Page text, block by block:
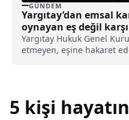
GÜNDEM
Yargıtay’dan emsal
oynayan eş değil
kusurlu sayıldı
Yargıtay Hukuk Genel
etmeyen, eşine hakaret
5 kişi